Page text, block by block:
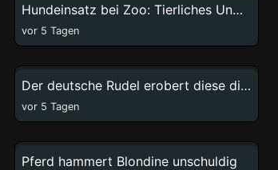
Hundeinsatz bei Zoo: Tierliches Unwesen
vor 5 Tagen
Der deutsche Rudel erobert diese dicke Schlampe mit einem haarigen Loch
vor 5 Tagen
Pferd hammert Blondine unschuldig